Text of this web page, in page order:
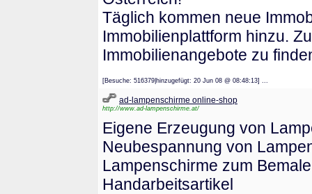
Täglich kommen neue
Immobilienplattform hinzu.
Immobilienangebote zu
[Besuche: 516379|hinzugefügt: 20 Jun 08 @ 08:48:13] ...
ad-lampenschirme online-shop
http://www.ad-lampenschirme.at/
Eigene Erzeugung von
Neubespannung von
Lampenschirme zum
Handarbeitsartikel